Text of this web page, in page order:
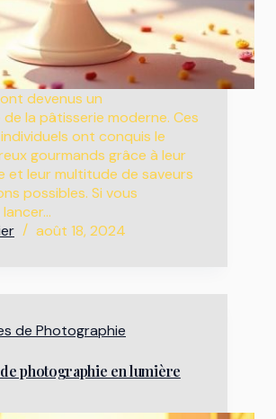
devenus un
la pâtisserie moderne. Ces
ont conquis le
gourmands grâce à leur
et leur multitude de saveurs
possibles. Si vous
août 18, 2024
de Photographie
photographie en lumière